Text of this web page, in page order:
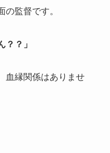
の監督です。
？？」
血縁関係はありませ